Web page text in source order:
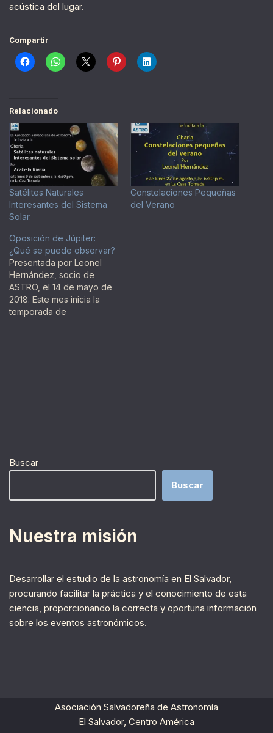
acústica del lugar.
Compartir
Relacionado
Satélites Naturales
Interesantes del Sistema
Solar.
Constelaciones Pequeñas
del Verano
Oposición de Júpiter:
¿Qué se puede observar?
Presentada por Leonel
Hernández, socio de
ASTRO, el 14 de mayo de
2018. Este mes inicia la
temporada de
Buscar
Buscar
Nuestra misión
Desarrollar el estudio de la astronomía en El Salvador,
procurando facilitar la práctica y el conocimiento de esta
ciencia, proporcionando la correcta y oportuna información
sobre los eventos astronómicos.
Asociación Salvadoreña de Astronomía
El Salvador, Centro América